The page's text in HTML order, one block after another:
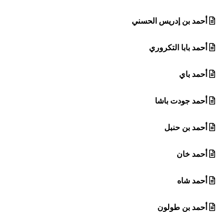
أحمد بن إدريس الحسني
أحمد بابا التكروري
أحمد باي
أحمد جودت باشا
أحمد بن حنبل
أحمد خان
أحمد شاه
أحمد بن طولون